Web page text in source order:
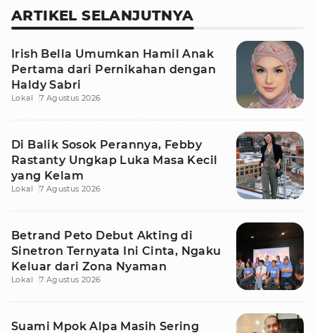
ARTIKEL SELANJUTNYA
Irish Bella Umumkan Hamil Anak
Pertama dari Pernikahan dengan
Haldy Sabri
Lokal 7 Agustus 2026
Di Balik Sosok Perannya, Febby
Rastanty Ungkap Luka Masa Kecil
yang Kelam
Lokal 7 Agustus 2026
Betrand Peto Debut Akting di
Sinetron Ternyata Ini Cinta, Ngaku
Keluar dari Zona Nyaman
Lokal 7 Agustus 2026
Suami Mpok Alpa Masih Sering